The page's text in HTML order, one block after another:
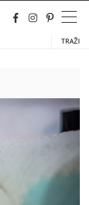
TRAŽI